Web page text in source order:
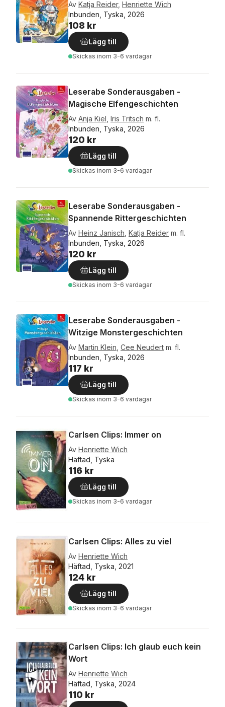
Av Katja Reider, Henriette Wich
Inbunden, Tyska, 2026
108 kr
Lägg till
Skickas inom 3-6 vardagar
Leserabe Sonderausgaben -
Magische Elfengeschichten
Av Anja Kiel Iris Tritsch m. fl.
Inbunden, Tyska, 2026
120 kr
Lägg till
Skickas inom 3-6 vardagar
Leserabe Sonderausgaben -
Spannende Rittergeschichten
Av Heinz Janisch Katja Reider m. fl.
Inbunden, Tyska, 2026
120 kr
Lägg till
Skickas inom 3-6 vardagar
Leserabe Sonderausgaben -
Witzige Monstergeschichten
Av Martin Klein Cee Neudert m. fl.
Inbunden, Tyska, 2026
117 kr
Lägg till
Skickas inom 3-6 vardagar
Carlsen Clips: Immer on
Av Henriette Wich
Häftad, Tyska
116 kr
Lägg till
Skickas inom 3-6 vardagar
Carlsen Clips: Alles zu viel
Av Henriette Wich
Häftad, Tyska, 2021
124 kr
Lägg till
Skickas inom 3-6 vardagar
Carlsen Clips: Ich glaub euch kein
Wort
Av Henriette Wich
Häftad, Tyska, 2024
110 kr